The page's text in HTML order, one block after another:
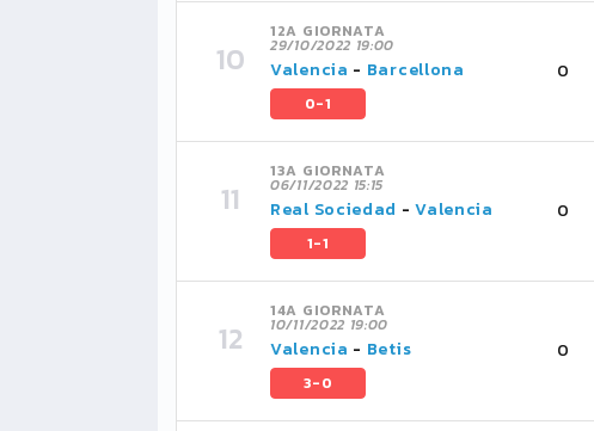
12A GIORNATA
29/10/2022 19:00
Valencia - Barcellona
0-1
0
13A GIORNATA
06/11/2022 15:15
Real Sociedad -Valencia
1-1
0
14A GIORNATA
10/11/2022 19:00
Valencia - Betis
3-0
0